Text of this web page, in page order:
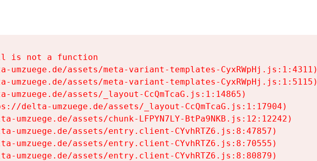
is not a function
umzuege.de/assets/meta-variant-templates-CyxRWpHj.js:1:4311)
umzuege.de/assets/meta-variant-templates-CyxRWpHj.js:1:5115)
umzuege.de/assets/_layout-CcQmTcaG.js:1:14865)
delta-umzuege.de/assets/_layout-CcQmTcaG.js:1:17904)
umzuege.de/assets/chunk-LFPYN7LY-BtPa9NKB.js:12:12242)
umzuege.de/assets/entry.client-CYvhRTZ6.js:8:47857)
umzuege.de/assets/entry.client-CYvhRTZ6.js:8:70555)
umzuege.de/assets/entry.client-CYvhRTZ6.js:8:80879)